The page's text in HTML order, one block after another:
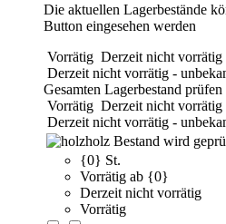
Die aktuellen Lagerbestände
Button eingesehen werden
Vorrätig Derzeit nicht vorrätig
Derzeit nicht vorrätig -
Gesamten Lagerbestand prüfen
Vorrätig Derzeit nicht vorrätig
Derzeit nicht vorrätig -
holz Bestand wird
{0} St.
Vorrätig ab {0}
Derzeit nicht vorrätig
Vorrätig